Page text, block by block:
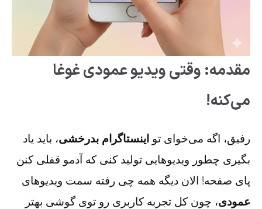
مقدمه: وقتی ویدیو عمودی غوغا
می‌کنه!
رفیق، اگه می‌خوای تو اینستاگرام بدرخشی، باید یاد
بگیری چطور ویدیوهایی تولید کنی که آدمو قفلی کنن
پای صفحه! الان دیگه همه چی رفته سمت ویدیوهای
عمودی، چون کل تجربه کاربری رو توی گوشی بهتر